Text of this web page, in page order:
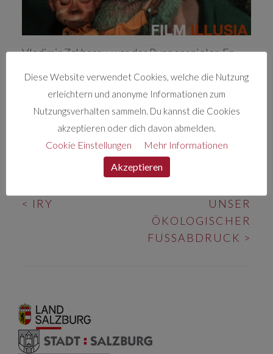
Vladimir Zakharov, war der Puppenspieler. Er
lebenden Puppen & magischen Shows. Alles was
ihn umgibt baute er selbst. Meistens war er
einsam, gleichzeitig bedeutete das für ihn
BEITRAGS-
< IRY
UNSER
ÖKOLOGISCHER
FUSSABDRUCK >
Diese Website verwendet Cookies, welche die Nutzung
erleichtern und anonyme Informationen zum
Nutzungsverhalten sammeln. Du kannst die Cookies
akzeptieren oder dich davon abmelden.
Cookie Einstellungen
Mehr Informationen
Akzeptieren